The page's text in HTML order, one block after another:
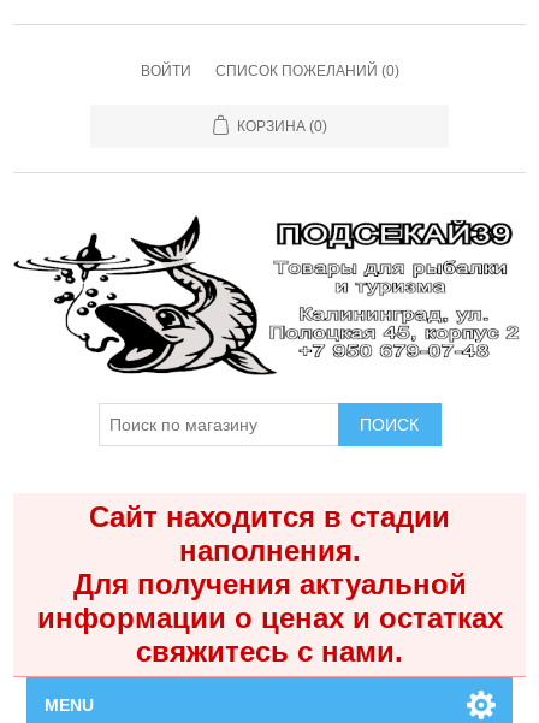
ВОЙТИ СПИСОК ПОЖЕЛАНИЙ (0)
КОРЗИНА (0)
ПОИСК
Сайт находится в стадии
наполнения.
Для получения актуальной
информации о ценах и остатках
свяжитесь с нами.
MENU